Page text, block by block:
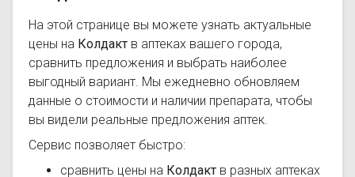
На этой странице вы можете узнать актуальные
цены на Колдакт в аптеках вашего города,
сравнить предложения и выбрать наиболее
выгодный вариант. Мы ежедневно обновляем
данные о стоимости и наличии препарата, чтобы
вы видели реальные предложения аптек.
Сервис позволяет быстро:
сравнить цены на Колдакт в разных аптеках